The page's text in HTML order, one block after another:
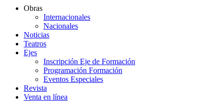
Obras
Internacionales
Nacionales
Noticias
Teatros
Ejes
Inscripción Eje de Formación
Programación Formación
Eventos Especiales
Revista
Venta en línea